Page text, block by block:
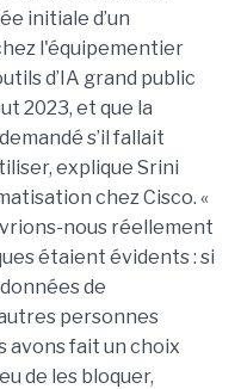
initiale d’un
l'équipementier
d’IA grand public
2023, et que la
s’il fallait
explique Srini
chez Cisco. «
nous réellement
étaient évidents : si
de
personnes
avons fait un choix
de les bloquer,